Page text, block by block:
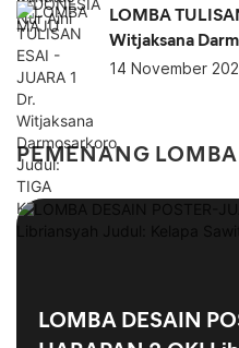
LOMBA TULISAN
Witjaksana
KEUNGGULAN
14 November
PEMENANG
LOMBA DESAIN